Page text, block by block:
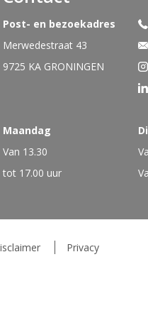
Post- en bezoekadres
Merwedestraat 43
9725 KA GRONINGEN
Maandag
Van 13.30
tot 17.00 uur
Privacy